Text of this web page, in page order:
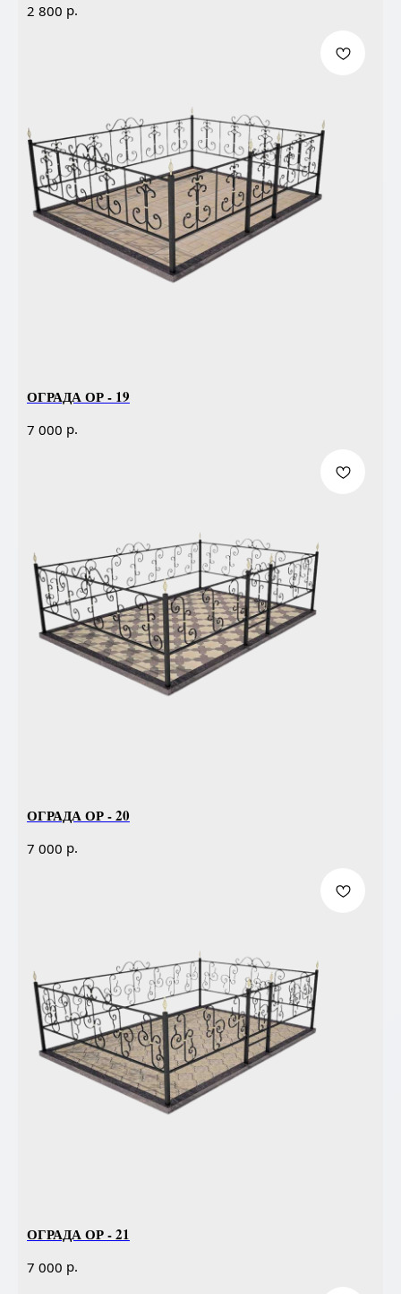
2 800 р.
ОГРАДА ОР - 19
7 000 р.
ОГРАДА ОР - 20
7 000 р.
ОГРАДА ОР - 21
7 000 р.